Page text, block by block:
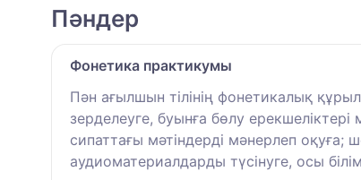
Пәндер
Фонетика практикумы
Пән ағылшын тілінің фонетикалық
зерделеуге, буынға бөлу
сипаттағы мәтіндерді мәнерлеп оқуға;
аудиоматериалдарды түсінуге, осы